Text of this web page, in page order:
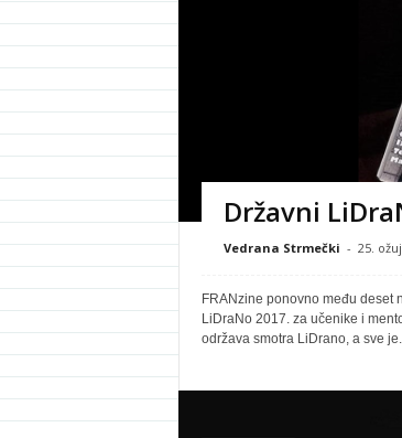
Državni
Vedrana Strmečki - 25.
FRANzine ponovno među deset
LiDraNo 2017. za učenike i
održava smotra LiDrano, a sve